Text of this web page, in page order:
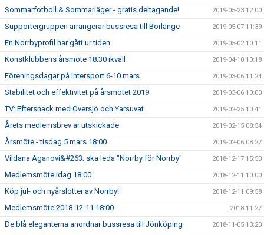
Sommarfotboll & Sommarläger - gratis deltagande! 2019-05-23 12:00
Supportergruppen arrangerar bussresa till Borlänge 2019-05-07 11:39
En Norrbyprofil har gått ur tiden 2019-05-02 10:11
Konstklubbens årsmöte 18:30 ikväll 2019-04-10 10:18
Föreningsdagar på Intersport 6-10 mars 2019-03-06 11:24
Stabilitet och effektivitet på årsmötet 2019 2019-03-06 10:00
TV: Eftersnack med Översjö och Yarsuvat 2019-02-25 10:41
Årets medlemsbrev är utskickade 2019-02-15 08:54
Årsmöte - tisdag 5 mars 18:00 2019-02-06 08:27
Vildana Aganovi&#263; ska leda "Norrby för Norrby" 2018-12-17 15:50
Medlemsmöte idag 18:00 2018-12-11 10:00
Köp jul- och nyårslotter av Norrby! 2018-12-11 09:58
Medlemsmöte 2018-12-11 18:00 2018-11-27
De blå eleganterna anordnar bussresa till Jönköping 2018-11-05 13:20